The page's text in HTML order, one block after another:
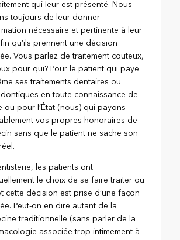
qui leur est présenté. Nous
toujours de leur donner
nécessaire et pertinente à leur
qu’ils prennent une décision
Vous parlez de traitement couteux,
pour qui? Pour le patient qui paye
ses traitements dentaires ou
en toute connaissance de
ou pour l’État (nous) qui payons
vos propres honoraires de
sans que le patient ne sache son
les patients ont
le choix de se faire traiter ou
cette décision est prise d’une façon
Peut-on en dire autant de la
traditionnelle (sans parler de la
associée trop intimement à